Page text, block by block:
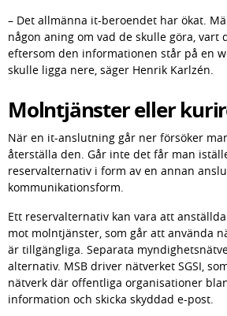
– Det allmänna it-beroendet har ökat.
någon aning om vad de skulle göra, vart
eftersom den informationen står på en
skulle ligga nere, säger Henrik Karlzén.
Molntjänster eller
När en it-anslutning går ner försöker
återställa den. Går inte det får man
reservalternativ i form av en annan
kommunikationsform.
Ett reservalternativ kan vara att
mot molntjänster, som går att använda
är tillgängliga. Separata
alternativ. MSB driver nätverket SGSI,
nätverk där offentliga organisationer
information och skicka skyddad e-post.